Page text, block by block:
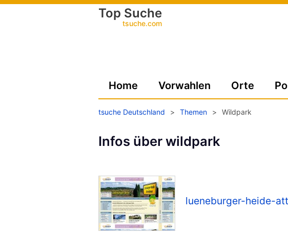
Top Suche
tsuche.com
Home Vorwahlen Orte
tsuche Deutschland > Themen > Wildpark
Infos über wildpark
lueneburger-heide-